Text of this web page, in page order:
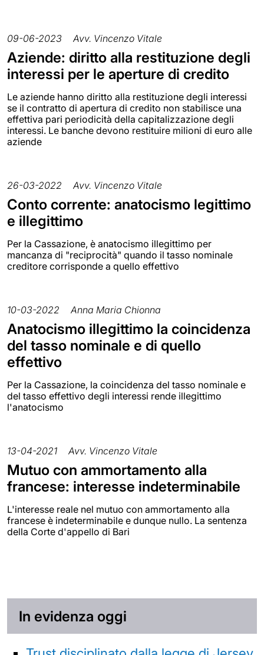
09-06-2023 Avv. Vincenzo Vitale
Aziende: diritto alla restituzione degli
interessi per le aperture di credito
Le aziende hanno diritto alla restituzione degli interessi
se il contratto di apertura di credito non stabilisce una
effettiva pari periodicità della capitalizzazione degli
interessi. Le banche devono restituire milioni di euro alle
aziende
26-03-2022 Avv. Vincenzo Vitale
Conto corrente: anatocismo legittimo
e illegittimo
Per la Cassazione, è anatocismo illegittimo per
mancanza di "reciprocità" quando il tasso nominale
creditore corrisponde a quello effettivo
10-03-2022 Anna Maria Chionna
Anatocismo illegittimo la coincidenza
del tasso nominale e di quello
effettivo
Per la Cassazione, la coincidenza del tasso nominale e
del tasso effettivo degli interessi rende illegittimo
l'anatocismo
13-04-2021 Avv. Vincenzo Vitale
Mutuo con ammortamento alla
francese: interesse indeterminabile
L'interesse reale nel mutuo con ammortamento alla
francese è indeterminabile e dunque nullo. La sentenza
della Corte d'appello di Bari
In evidenza oggi